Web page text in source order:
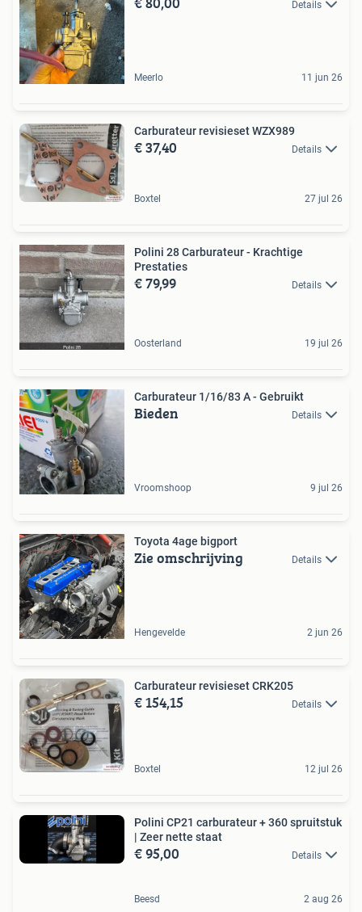
Details
Meerlo 11 jun 26
Carburateur revisieset WZX989
€ 37,40 Details
Boxtel 27 jul 26
Polini 28 Carburateur - Krachtige
Prestaties
€ 79,99 Details
Oosterland 19 jul 26
Carburateur 1/16/83 A - Gebruikt
Bieden Details
Vroomshoop 9 jul 26
️Toyota 4age bigport ️
Zie omschrijving Details
Hengevelde 2 jun 26
Carburateur revisieset CRK205
€ 154,15 Details
Boxtel 12 jul 26
Polini CP21 carburateur + 360 spruitstuk
| Zeer nette staat
€ 95,00 Details
Beesd 2 aug 26